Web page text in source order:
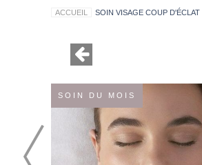
ACCUEIL SOIN VISAGE COUP D'ÉCLAT
SOIN DU MOIS